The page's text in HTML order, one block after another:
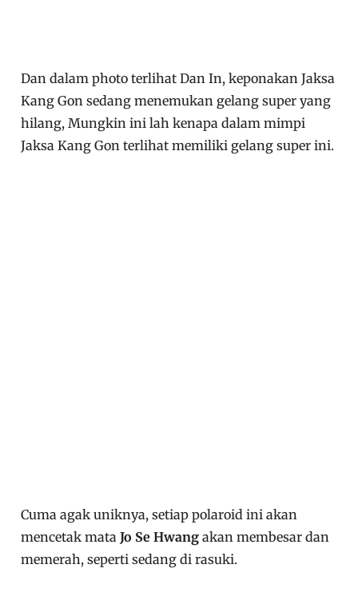
Dan dalam photo terlihat Dan In, keponakan Jaksa
Kang Gon sedang menemukan gelang super yang
hilang, Mungkin ini lah kenapa dalam mimpi
Jaksa Kang Gon terlihat memiliki gelang super ini.
Cuma agak uniknya, setiap polaroid ini akan
mencetak mata Jo Se Hwangakan membesar dan
memerah, seperti sedang di rasuki.